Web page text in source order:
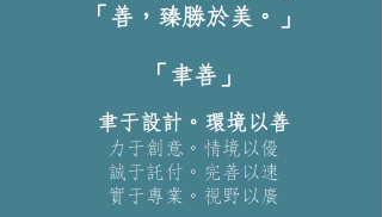
「善，臻勝於美。」
「聿善」
聿于設計。環境以善
力于創意。情境以優
誠于託付。完善以速
實于專業。視野以廣